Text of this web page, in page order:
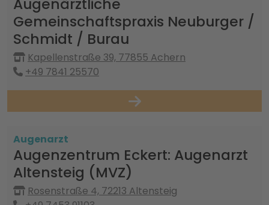
Gemeinschaftspraxis Neuburger /
Schmidt / Burau
Kapellenstraße 39, 77855 Achern
+49 7841 25570
Augenarzt
Augenzentrum Eckert: Augenarzt
Altensteig (MVZ)
Rosenstraße 4, 72213 Altensteig